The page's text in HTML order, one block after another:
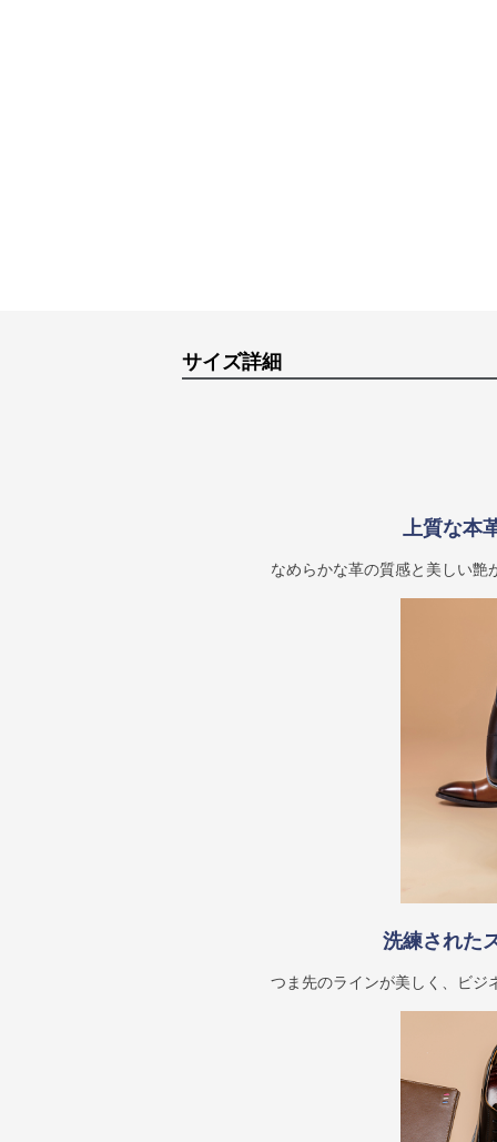
サイズ詳細
上質な本
なめらかな革の質感と美しい艶
洗練された
つま先のラインが美しく、ビジ